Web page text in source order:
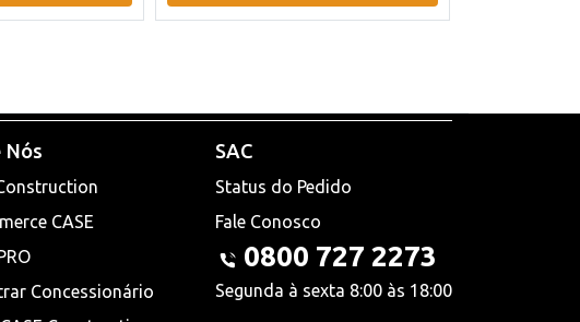
Nós
CASE
Concessionário
SAC
Status do Pedido
Fale Conosco
0800 727 2273
Segunda à sexta 8:00 às 18:00